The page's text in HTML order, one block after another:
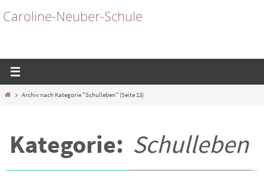
Inhalt
Caroline-Neuber-Schule
StartArchiv nach Kategorie "Schulleben" (Seite 13)
Kategorie: Schulleben